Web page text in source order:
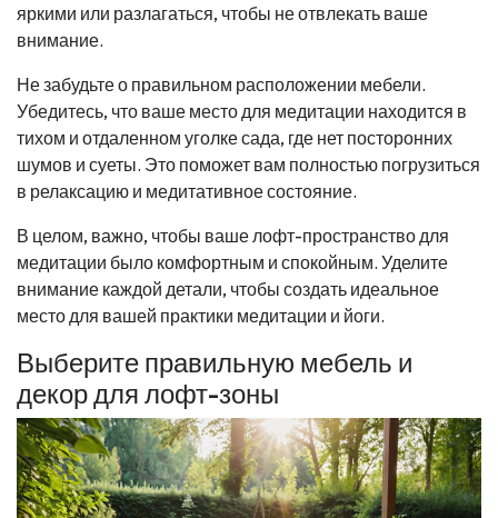
яркими или разлагаться, чтобы не отвлекать ваше
внимание.
Не забудьте о правильном расположении мебели.
Убедитесь, что ваше место для медитации находится в
тихом и отдаленном уголке сада, где нет посторонних
шумов и суеты. Это поможет вам полностью погрузиться
в релаксацию и медитативное состояние.
В целом, важно, чтобы ваше лофт-пространство для
медитации было комфортным и спокойным. Уделите
внимание каждой детали, чтобы создать идеальное
место для вашей практики медитации и йоги.
Выберите правильную мебель и
декор для лофт-зоны